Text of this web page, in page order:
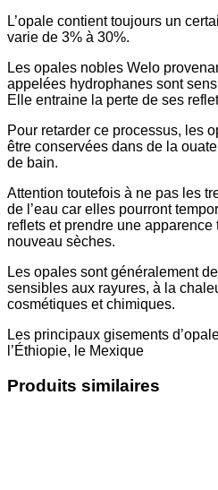
L’opale contient toujours un
varie de 3% à 30%.
Les opales nobles Welo
appelées hydrophanes sont
Elle entraine la perte de ses
Pour retarder ce processus, les
être conservées dans de la
de bain.
Attention toutefois à ne pas les
de l’eau car elles pourront
reflets et prendre une apparence
nouveau sèches.
Les opales sont généralement
sensibles aux rayures, à la
cosmétiques et chimiques.
Les principaux gisements
l’Éthiopie, le Mexique
Produits similaires